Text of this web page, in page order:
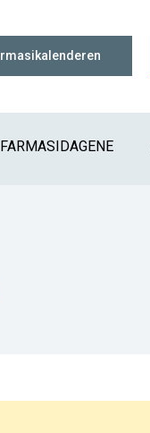
FARMASIDAGENE